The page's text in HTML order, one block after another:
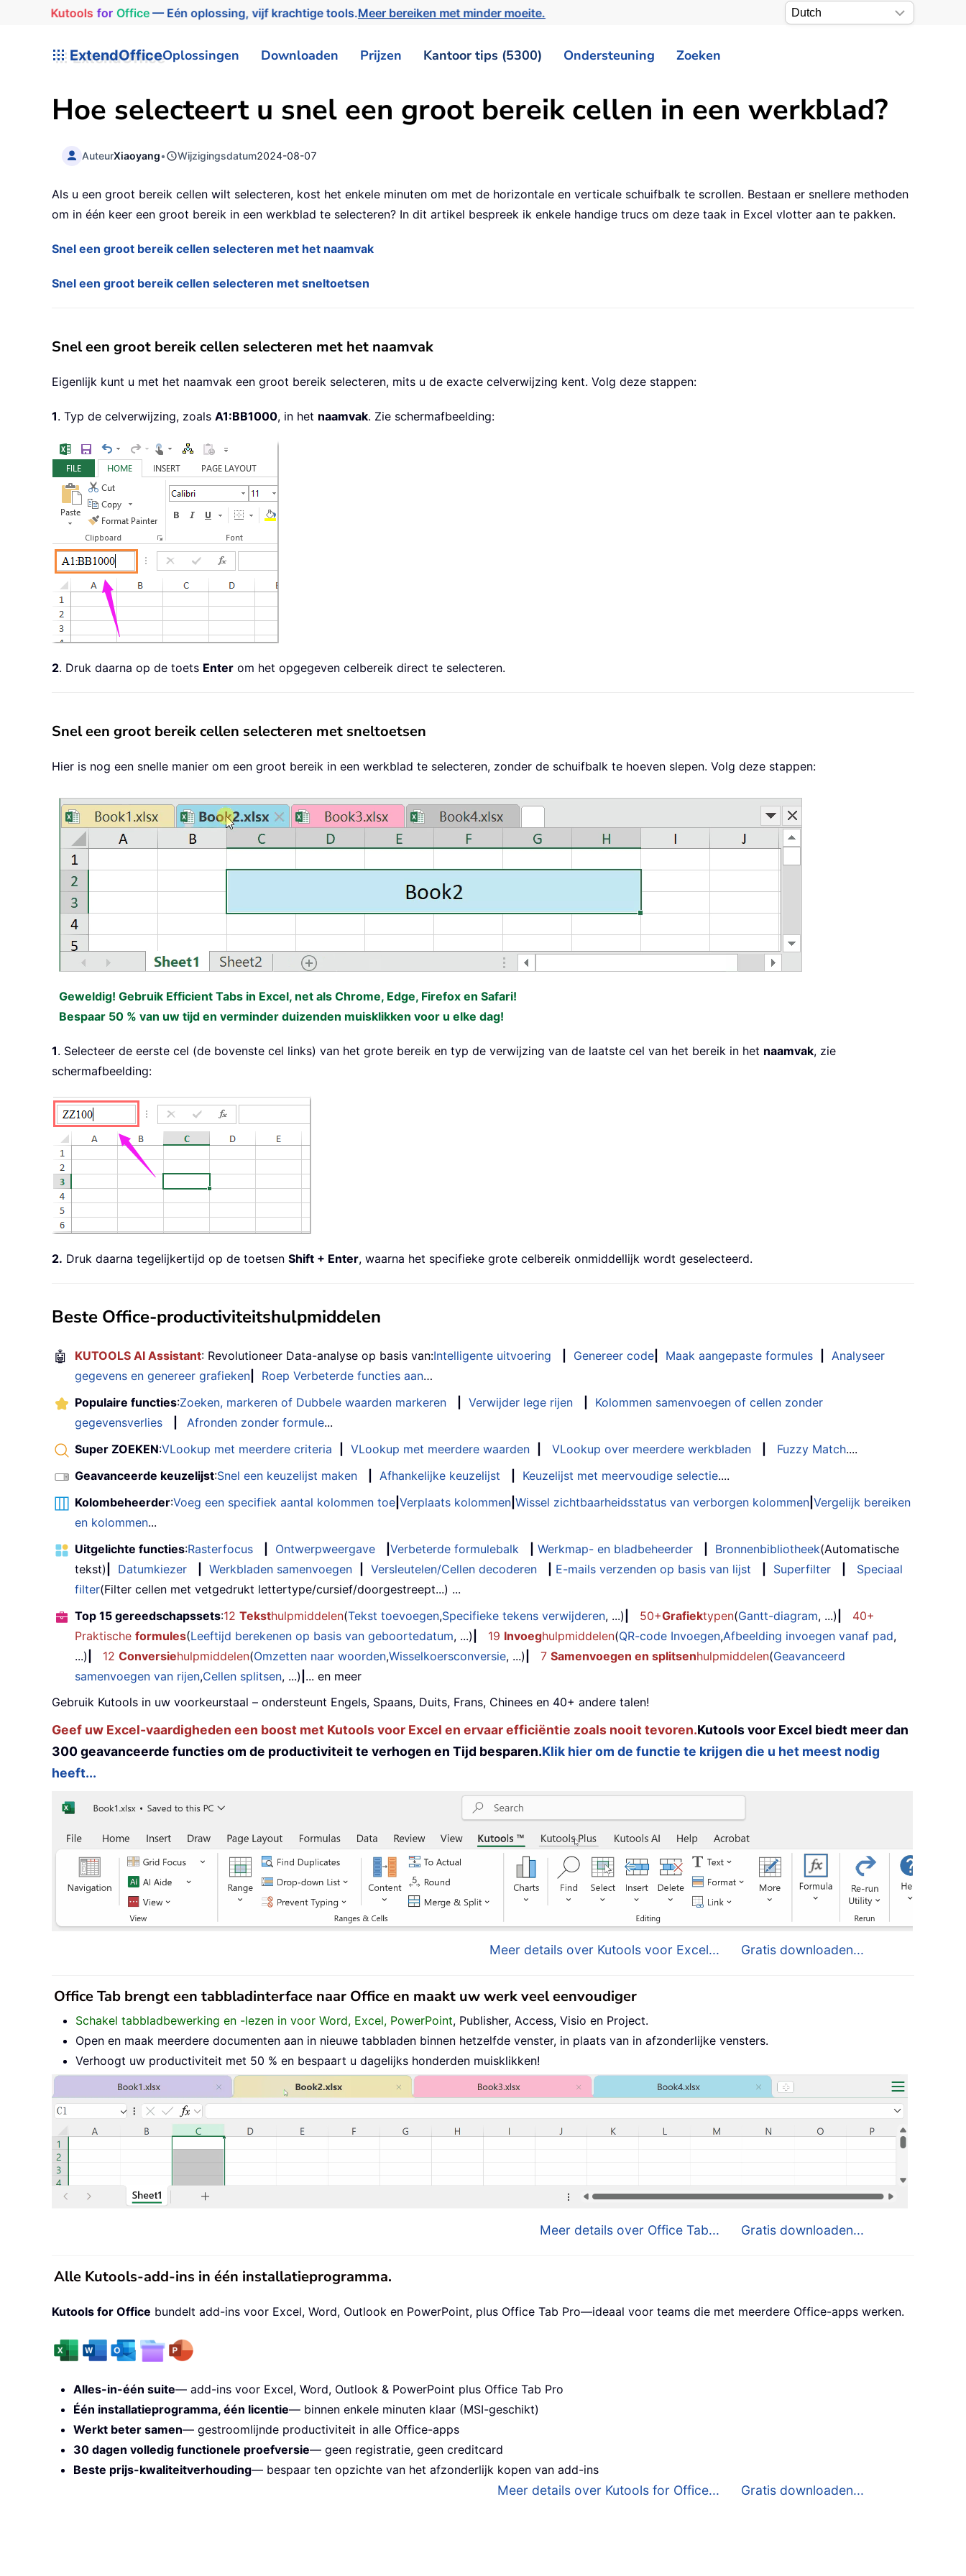
Kutools for Office— Eén oplossing, vijf krachtige tools.Meer bereiken met minder moeite.
ExtendOfficeOplossingen Downloaden Prijzen Kantoor tips (5300) Ondersteuning Zoeken
Hoe selecteert u snel een groot bereik cellen in een werkblad?
AuteurXiaoyang• Wijzigingsdatum2024-08-07
Als u een groot bereik cellen wilt selecteren, kost het enkele minuten om met de horizontale en verticale schuifbalk te scrollen. Bestaan er snellere methoden
om in één keer een groot bereik in een werkblad te selecteren? In dit artikel bespreek ik enkele handige trucs om deze taak in Excel vlotter aan te pakken.
Snel een groot bereik cellen selecteren met het naamvak
Snel een groot bereik cellen selecteren met sneltoetsen
Snel een groot bereik cellen selecteren met het naamvak
Eigenlijk kunt u met het naamvak een groot bereik selecteren, mits u de exacte celverwijzing kent. Volg deze stappen:
1. Typ de celverwijzing, zoals A1:BB1000, in het naamvak. Zie schermafbeelding:
2. Druk daarna op de toets Enter om het opgegeven celbereik direct te selecteren.
Snel een groot bereik cellen selecteren met sneltoetsen
Hier is nog een snelle manier om een groot bereik in een werkblad te selecteren, zonder de schuifbalk te hoeven slepen. Volg deze stappen:
Geweldig! Gebruik Efficient Tabs in Excel, net als Chrome, Edge, Firefox en Safari!
Bespaar 50 % van uw tijd en verminder duizenden muisklikken voor u elke dag!
1. Selecteer de eerste cel (de bovenste cel links) van het grote bereik en typ de verwijzing van de laatste cel van het bereik in het naamvak, zie
schermafbeelding:
2. Druk daarna tegelijkertijd op de toetsen Shift + Enter, waarna het specifieke grote celbereik onmiddellijk wordt geselecteerd.
Beste Office-productiviteitshulpmiddelen
🤖 KUTOOLS AI Assistant: Revolutioneer Data-analyse op basis van:Intelligente uitvoering Genereer code Maak aangepaste formules
Analyseer
gegevens en genereer grafieken
Roep Verbeterde functies aan…
Populaire functies:Zoeken, markeren of Dubbele waarden markeren Verwijder lege rijen
Kolommen samenvoegen of cellen zonder
gegevensverlies
Afronden zonder formule...
Super ZOEKEN:VLookup met meerdere criteria VLookup met meerdere waarden VLookup over meerdere werkbladen Fuzzy Match....
Geavanceerde keuzelijst:Snel een keuzelijst maken Afhankelijke keuzelijst Keuzelijst met meervoudige selectie....
Kolombeheerder:Voeg een specifiek aantal kolommen toe Verplaats kolommen Wissel zichtbaarheidsstatus van verborgen kolommen Vergelijk bereiken
en kolommen...
Uitgelichte functies:Rasterfocus Ontwerpweergave Verbeterde formulebalk Werkmap- en bladbeheerder Bronnenbibliotheek(Automatische
tekst)
Datumkiezer Werkbladen samenvoegen Versleutelen/Cellen decoderen E-mails verzenden op basis van lijst Superfilter
Speciaal
filter(Filter cellen met vetgedrukt lettertype/cursief/doorgestreept...) ...
Top 15 gereedschapssets:12 Teksthulpmiddelen(Tekst toevoegen,Specifieke tekens verwijderen, ...) 50+Grafiektypen(Gantt-diagram, ...)
40+
Praktische formules(Leeftijd berekenen op basis van geboortedatum, ...) 19 Invoeghulpmiddelen(QR-code Invoegen,Afbeelding invoegen vanaf pad,
...)
12 Conversiehulpmiddelen(Omzetten naar woorden,Wisselkoersconversie, ...) 7 Samenvoegen en splitsenhulpmiddelen(Geavanceerd
samenvoegen van rijen,Cellen splitsen, ...) ... en meer
Gebruik Kutools in uw voorkeurstaal – ondersteunt Engels, Spaans, Duits, Frans, Chinees en 40+ andere talen!
Geef uw Excel-vaardigheden een boost met Kutools voor Excel en ervaar efficiëntie zoals nooit tevoren.Kutools voor Excel biedt meer dan
300 geavanceerde functies om de productiviteit te verhogen en Tijd besparen.Klik hier om de functie te krijgen die u het meest nodig
heeft...
Meer details over Kutools voor Excel... Gratis downloaden...
Office Tab brengt een tabbladinterface naar Office en maakt uw werk veel eenvoudiger
Schakel tabbladbewerking en -lezen in voor Word, Excel, PowerPoint, Publisher, Access, Visio en Project.
Open en maak meerdere documenten aan in nieuwe tabbladen binnen hetzelfde venster, in plaats van in afzonderlijke vensters.
Verhoogt uw productiviteit met 50 % en bespaart u dagelijks honderden muisklikken!
Meer details over Office Tab... Gratis downloaden...
Alle Kutools-add-ins in één installatieprogramma.
Kutools for Office bundelt add-ins voor Excel, Word, Outlook en PowerPoint, plus Office Tab Pro—ideaal voor teams die met meerdere Office-apps werken.
Alles-in-één suite— add-ins voor Excel, Word, Outlook & PowerPoint plus Office Tab Pro
Één installatieprogramma, één licentie— binnen enkele minuten klaar (MSI-geschikt)
Werkt beter samen— gestroomlijnde productiviteit in alle Office-apps
30 dagen volledig functionele proefversie— geen registratie, geen creditcard
Beste prijs-kwaliteitverhouding— bespaar ten opzichte van het afzonderlijk kopen van add-ins
Meer details over Kutools for Office... Gratis downloaden...